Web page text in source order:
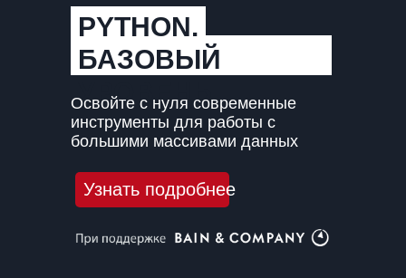
PYTHON.
БАЗОВЫЙ
УРОВЕНЬ
Освойте с нуля современные
инструменты для работы с
большими массивами данных
Узнать подробнее